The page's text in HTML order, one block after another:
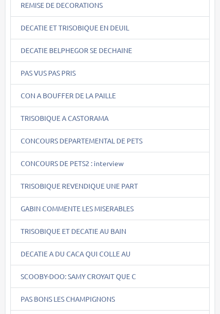
REMISE DE DECORATIONS
DECATIE ET TRISOBIQUE EN DEUIL
DECATIE BELPHEGOR SE DECHAINE
PAS VUS PAS PRIS
CON A BOUFFER DE LA PAILLE
TRISOBIQUE A CASTORAMA
CONCOURS DEPARTEMENTAL DE PETS
CONCOURS DE PETS2 : interview
TRISOBIQUE REVENDIQUE UNE PART
GABIN COMMENTE LES MISERABLES
TRISOBIQUE ET DECATIE AU BAIN
DECATIE A DU CACA QUI COLLE AU
SCOOBY-DOO: SAMY CROYAIT QUE C
PAS BONS LES CHAMPIGNONS